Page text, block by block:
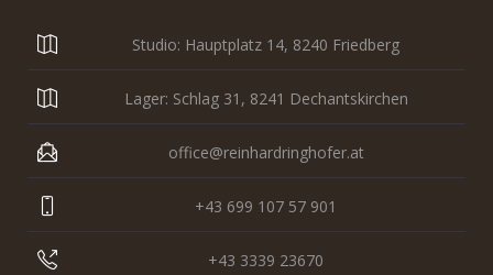
Studio: Hauptplatz 14, 8240 Friedberg
Lager: Schlag 31, 8241 Dechantskirchen
office@reinhardringhofer.at
+43 699 107 57 901
+43 3339 23670